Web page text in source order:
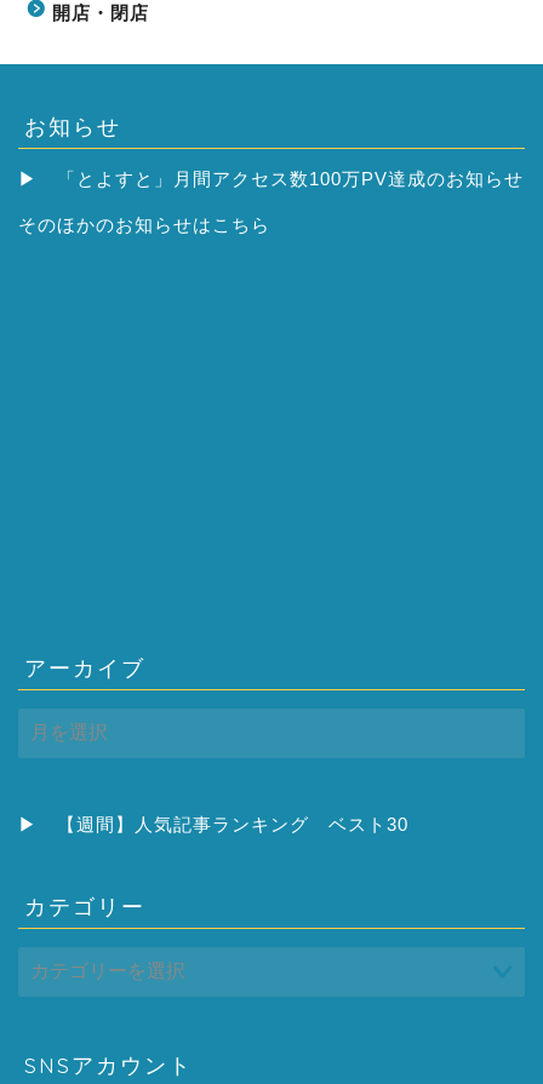
開店・閉店
お知らせ
▶ 「とよすと」月間アクセス数100万PV達成のお知らせ
そのほかのお知らせはこちら
アーカイブ
ー
ブ
▶ 【週間】人気記事ランキング ベスト30
カテゴリー
SNSアカウント